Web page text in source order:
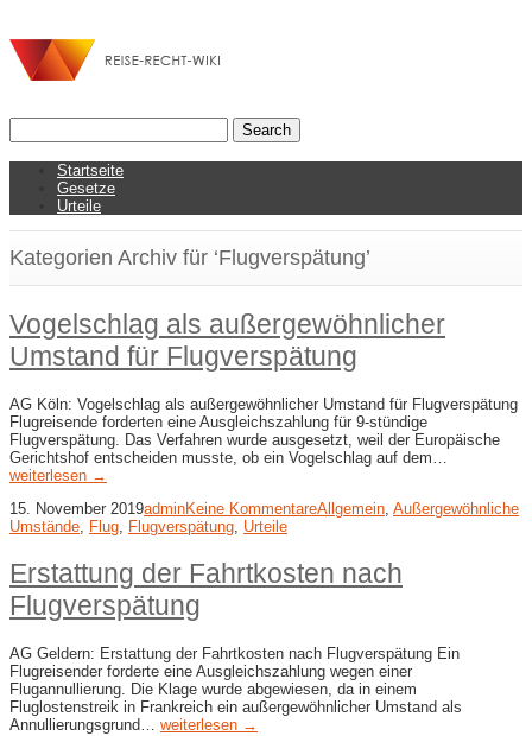
Startseite
Gesetze
Urteile
Kategorien Archiv für ‘Flugverspätung’
Vogelschlag als außergewöhnlicher
Umstand für Flugverspätung
AG Köln: Vogelschlag als außergewöhnlicher Umstand für Flugverspätung
Flugreisende forderten eine Ausgleichszahlung für 9-stündige
Flugverspätung. Das Verfahren wurde ausgesetzt, weil der Europäische
Gerichtshof entscheiden musste, ob ein Vogelschlag auf dem…
weiterlesen →
15. November 2019adminKeine KommentareAllgemein, Außergewöhnliche
Umstände, Flug, Flugverspätung, Urteile
Erstattung der Fahrtkosten nach
Flugverspätung
AG Geldern: Erstattung der Fahrtkosten nach Flugverspätung Ein
Flugreisender forderte eine Ausgleichszahlung wegen einer
Flugannullierung. Die Klage wurde abgewiesen, da in einem
Fluglostenstreik in Frankreich ein außergewöhnlicher Umstand als
Annullierungsgrund… weiterlesen →